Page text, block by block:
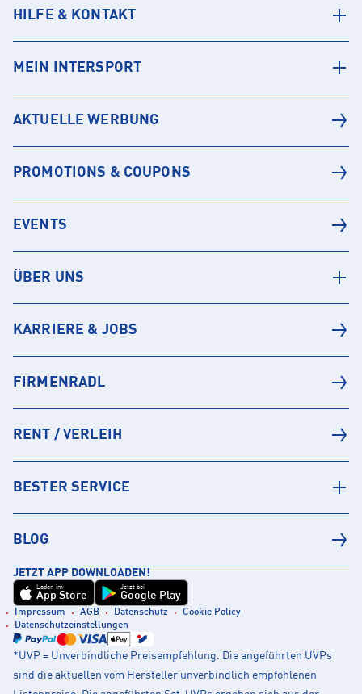
HILFE & KONTAKT
MEIN INTERSPORT
AKTUELLE WERBUNG
PROMOTIONS & COUPONS
EVENTS
ÜBER UNS
KARRIERE & JOBS
FIRMENRADL
RENT / VERLEIH
BESTER SERVICE
BLOG
JETZT APP DOWNLOADEN!
Laden im
App Store
Jetzt bei
Google Play
Impressum AGB Datenschutz
Cookie Policy
Datenschutzeinstellungen
*UVP = Unverbindliche Preisempfehlung. Die angeführten UVPs
sind die aktuellen vom Hersteller unverbindlich empfohlenen